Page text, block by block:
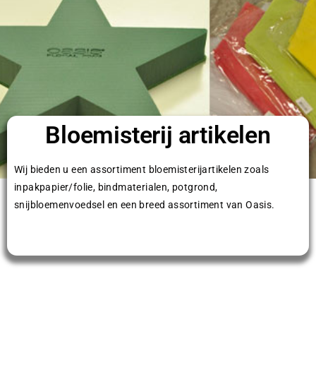
Bloemisterij artikelen
Wij bieden u een assortiment bloemisterijartikelen zoals
inpakpapier/folie, bindmaterialen, potgrond,
snijbloemenvoedsel en een breed assortiment van Oasis.